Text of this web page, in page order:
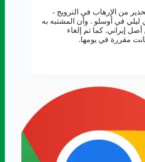
من الإرهاب في النرويج -
ليلي في أوسلو . وأن المشتبه به
إيراني. كما تم إلغاء
مقررة في يومها.